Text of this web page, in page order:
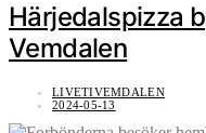
Härjedalspizza
Vemdalen
LIVETIVEMDALEN
2024-05-13